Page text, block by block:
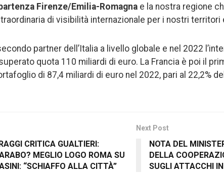
Firenze/Emilia-Romagna e la nostra regione
di visibilità internazionale per i nostri territori
partner dell’Italia a livello globale e nel 2022
quota 110 miliardi di euro. La Francia è poi il
di 87,4 miliardi di euro nel 2022, pari al 22,2%
CRITICA GUALTIERI:
MEGLIO LOGO ROMA SU
“SCHIAFFO ALLA CITTÀ”
Next Post
NOTA DEL
DELLA
SUGLI ATTACCHI